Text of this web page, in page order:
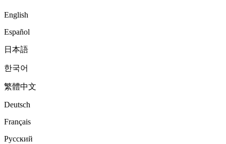
English
Español
日本語
한국어
繁體中文
Deutsch
Français
Русский